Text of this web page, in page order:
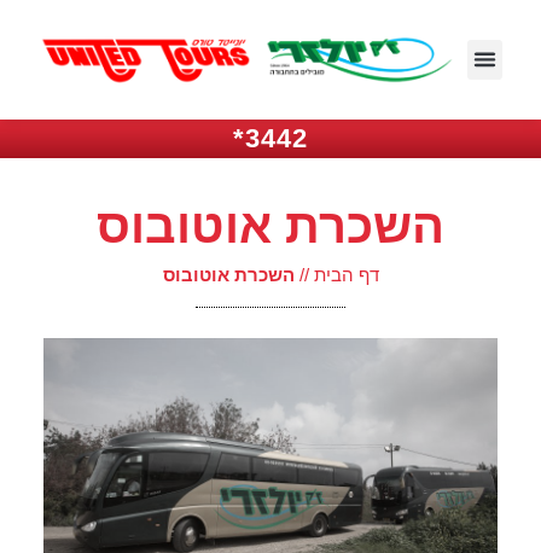
3442*
השכרת אוטובוס
דף הבית // השכרת אוטובוס